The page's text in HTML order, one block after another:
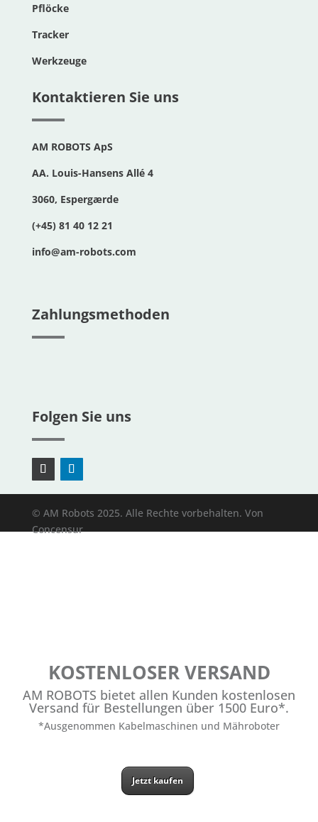
Pflöcke
Tracker
Werkzeuge
Kontaktieren Sie uns
AM ROBOTS ApS
AA. Louis-Hansens Allé 4
3060, Espergærde
(+45) 81 40 12 21
info@am-robots.com
Zahlungsmethoden
Folgen Sie uns
© AM Robots 2025. Alle Rechte vorbehalten. Von
Concensur
KOSTENLOSER VERSAND
AM ROBOTS bietet allen Kunden kostenlosen
Versand für Bestellungen über 1500 Euro*.
*Ausgenommen Kabelmaschinen und Mähroboter
Jetzt kaufen